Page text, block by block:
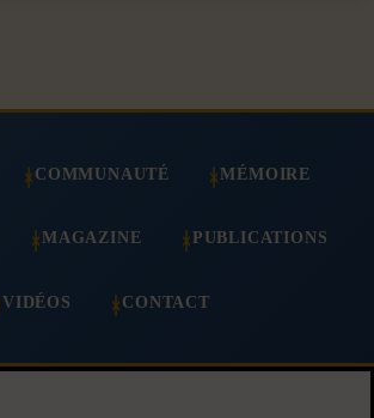
COMMUNAUTÉ MÉMOIRE
MAGAZINE PUBLICATIONS
VIDÉOS CONTACT